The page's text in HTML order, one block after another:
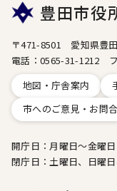
豊田市役
〒471-8501 愛知県豊
電話：0565-31-1212
地図・庁舎案内
市へのご意見・お問
開庁日：月曜日～金曜
閉庁日：土曜日、日曜